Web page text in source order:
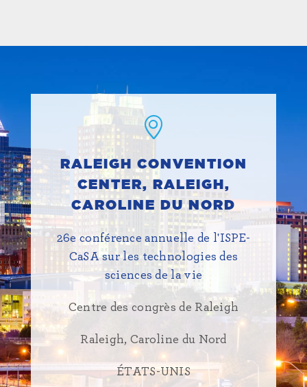
RALEIGH CONVENTION
CENTER, RALEIGH,
CAROLINE DU NORD
26e conférence annuelle de l'ISPE-
CaSA sur les technologies des
sciences de la vie
Centre des congrès de Raleigh
Raleigh, Caroline du Nord
ÉTATS-UNIS